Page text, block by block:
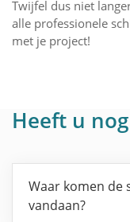
Twijfel dus niet
alle professionele
met je project!
Heeft u
Waar komen de
vandaan?